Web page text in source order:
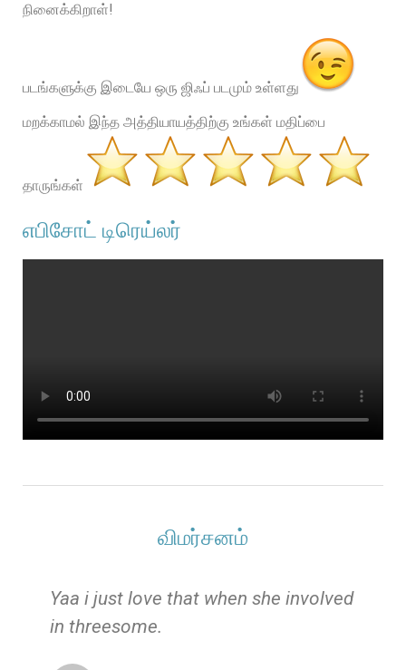
நினைக்கிறாள்!
படங்களுக்கு இடையே ஒரு ஜிஃப் படமும் உள்ளது
மறக்காமல் இந்த அத்தியாயத்திற்கு உங்கள் மதிப்பை
தாருங்கள்
எபிசோட் டிரெய்லர்
விமர்சனம்
Yaa i just love that when she involved
in threesome.